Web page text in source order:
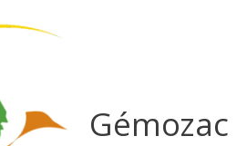
Gémozac